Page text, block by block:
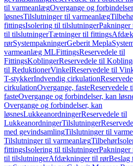
til varmeanlægOvergange og
løsnesTilslutninger til varmeanlæg
fittingsIsolering til tilslutninger
til tilslutningerTætninger til fittings
rørSystempakningerGeberit Mepla
varmeanlæg MLFittingsReservedele til
FittingsKoblingerReservedele til
til ReduktionerVinkelReservedele til
T-stykkerIndvendig cirkulation
cirkulationOvergange, fasteReservedele
fasteOvergange og forbindelser, kan
Overgange og forbindelser, kan
løsnesLukkeanordningerReservedele til
LukkeanordningerTilslutninger
med gevindsamlingTilslutninger til
Tilslutninger til varmeanlægTilbehør
fittingsIsolering til tilslutninger
til tilslutningerAfdækninger til rørBeslag